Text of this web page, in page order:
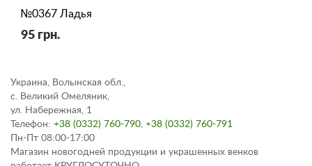
№0367 Ладья
95 грн.
Украина, Волынская обл.,
с. Великий Омеляник,
ул. Набережная, 1
Телефон: +38 (0332) 760-790, +38 (0332) 760-791
Пн-Пт 08:00-17:00
Магазин новогодней продукции и украшенных венков